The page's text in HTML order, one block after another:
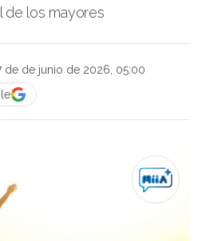
de los mayores
de de junio de 2026, 05:00